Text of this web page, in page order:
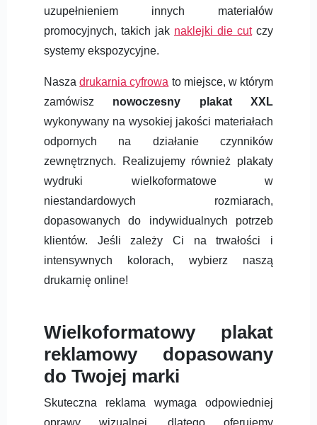
uzupełnieniem innych materiałów
promocyjnych, takich jak naklejki die cutczy
systemy ekspozycyjne.
Naszadrukarnia cyfrowa to miejsce, w którym
zamówisz nowoczesny plakat XXL
wykonywany na wysokiej jakości materiałach
odpornych na działanie czynników
zewnętrznych. Realizujemy również plakaty
wydruki wielkoformatowe w
niestandardowych rozmiarach,
dopasowanych do indywidualnych potrzeb
klientów. Jeśli zależy Ci na trwałości i
intensywnych kolorach, wybierz naszą
drukarnię online!
Wielkoformatowy plakat
reklamowy dopasowany
do Twojej marki
Skuteczna reklama wymaga odpowiedniej
oprawy wizualnej, dlatego oferujemy